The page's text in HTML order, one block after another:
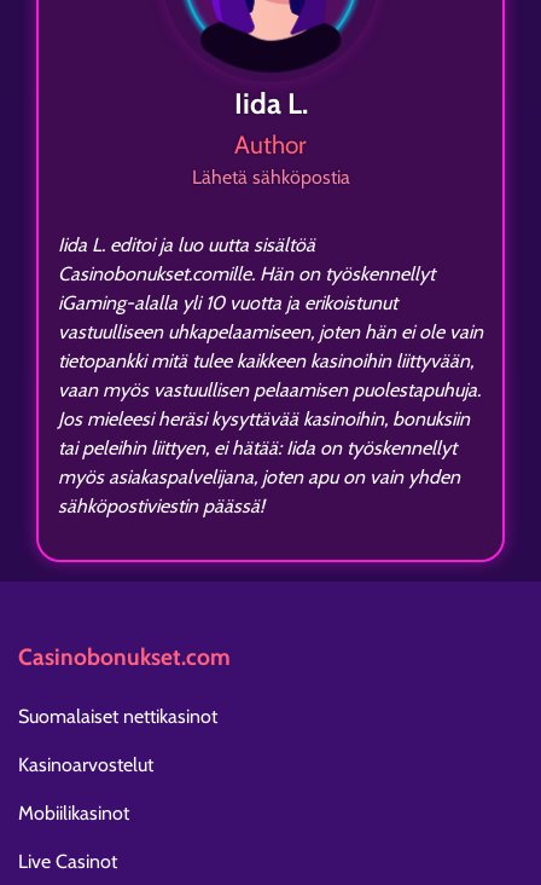
Iida L.
Author
Lähetä sähköpostia
Iida L. editoi ja luo uutta sisältöä
Casinobonukset.comille. Hän on työskennellyt
iGaming-alalla yli 10 vuotta ja erikoistunut
vastuulliseen uhkapelaamiseen, joten hän ei ole vain
tietopankki mitä tulee kaikkeen kasinoihin liittyvään,
vaan myös vastuullisen pelaamisen puolestapuhuja.
Jos mieleesi heräsi kysyttävää kasinoihin, bonuksiin
tai peleihin liittyen, ei hätää: Iida on työskennellyt
myös asiakaspalvelijana, joten apu on vain yhden
sähköpostiviestin päässä!
Casinobonukset.com
Suomalaiset nettikasinot
Kasinoarvostelut
Mobiilikasinot
Live Casinot